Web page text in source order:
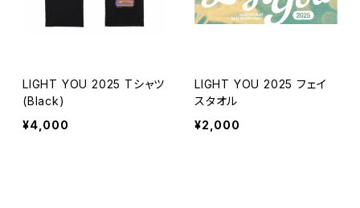
LIGHT YOU 2025 Tシャツ
(Black)
¥4,000
LIGHT YOU 2025 フェイ
スタオル
¥2,000